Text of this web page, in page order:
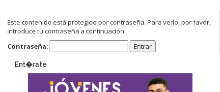
Este contenido está protegido por contraseña. Para verlo, por favor,
introduce tu contraseña a continuación:
Contraseña:
Ent�rate